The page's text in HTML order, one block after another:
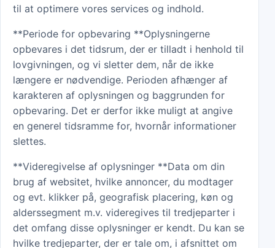
til at optimere vores services og indhold.
**Periode for opbevaring **Oplysningerne
opbevares i det tidsrum, der er tilladt i henhold til
lovgivningen, og vi sletter dem, når de ikke
længere er nødvendige. Perioden afhænger af
karakteren af oplysningen og baggrunden for
opbevaring. Det er derfor ikke muligt at angive
en generel tidsramme for, hvornår informationer
slettes.
**Videregivelse af oplysninger **Data om din
brug af websitet, hvilke annoncer, du modtager
og evt. klikker på, geografisk placering, køn og
alderssegment m.v. videregives til tredjeparter i
det omfang disse oplysninger er kendt. Du kan se
hvilke tredjeparter, der er tale om, i afsnittet om